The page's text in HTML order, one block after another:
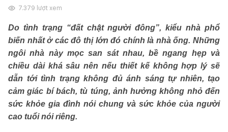
7.379 lượt xem
Do tình trạng “đất chật người đông”, kiểu nhà phổ
biến nhất ở các đô thị lớn đó chính là nhà ống. Những
ngôi nhà này mọc san sát nhau, bề ngang hẹp và
chiều dài khá sâu nên nếu thiết kế không hợp lý sẽ
dẫn tới tình trạng không đủ ánh sáng tự nhiên, tạo
cảm giác bí bách, tù túng, ảnh hưởng không nhỏ đến
sức khỏe gia đình nói chung và sức khỏe của người
cao tuổi nói riêng.